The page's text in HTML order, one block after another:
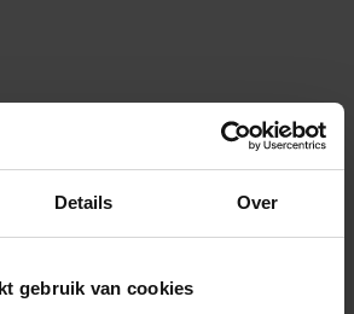
Details Over
gebruik van cookies